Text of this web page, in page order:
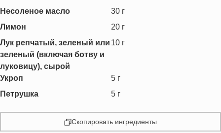
Несоленое масло
30 г
Лимон
20 г
Лук репчатый, зеленый или
зеленый (включая ботву и
луковицу), сырой
10 г
Укроп 5 г
Петрушка
5 г
Скопировать ингредиенты